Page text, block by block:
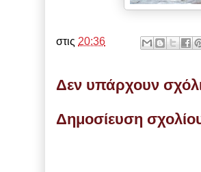
στις 20:36
Δεν υπάρχουν
Δημοσίευση